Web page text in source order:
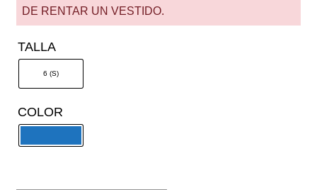
DE RENTAR UN VESTIDO.
TALLA
6 (S)
COLOR